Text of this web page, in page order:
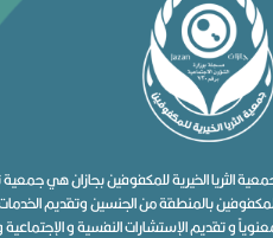
الثريا الخيرية للمكفوفين بجازان هي
بالمنطقة من الجنسين وتقديم
و تقديم الإستشارات النفسية و